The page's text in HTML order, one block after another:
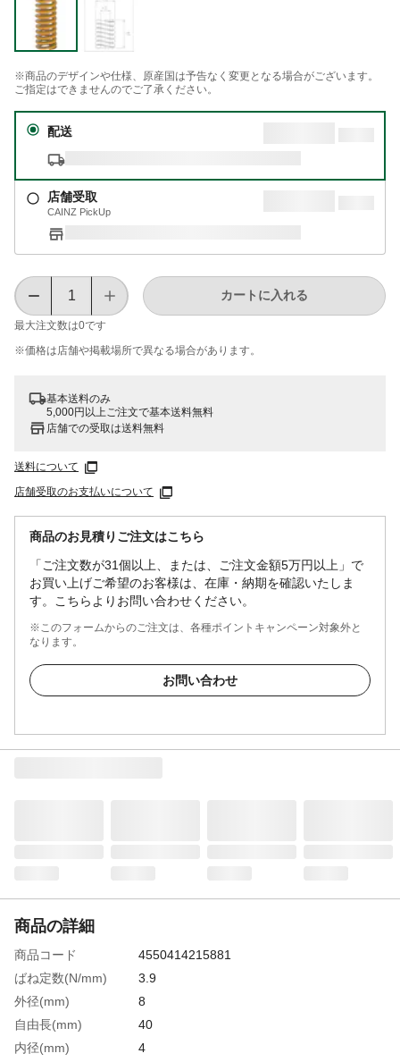
※商品のデザインや仕様、原産国は予告なく変更となる場合がございます。
ご指定はできませんのでご了承ください。
配送
店舗受取
CAINZ PickUp
最大注文数は0です
カートに入れる
※価格は​店舗や​掲載場所で​異なる​場合が​あります。
基本送料のみ
5,000円以上ご注文で基本送料無料
店舗での受取は送料無料
送料について
店舗受取のお支払いについて
商品のお見積りご注文はこちら
「ご注文数が31個以上、または、ご注文金額5万円以上」で
お買い上げご希望のお客様は、在庫・納期を確認いたしま
す。こちらよりお問い合わせください。
※このフォームからのご注文は、各種ポイントキャンペーン対象外と
なります。
お問い合わせ
商品の詳細
商品コード
4550414215881
ばね定数(N/mm)
3.9
外径(mm)
8
自由長(mm)
40
内径(mm)
4